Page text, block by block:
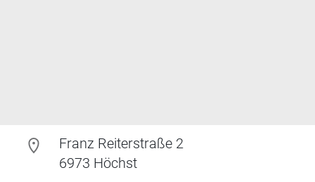
Franz Reiterstraße 2
6973 Höchst